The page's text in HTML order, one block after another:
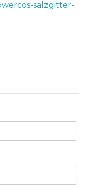
salzgitter-